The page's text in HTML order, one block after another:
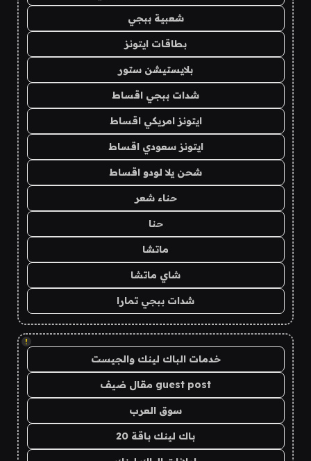
شعبية ببجي
بطاقات ايتونز
بلايستيشن ستور
شدات ببجي اقساط
ايتونز امريكي اقساط
ايتونز سعودي اقساط
شحن يلا لودو اقساط
حناء شعر
حنا
ماتشا
شاي ماتشا
شدات ببجي تمارا
!
خدمات الباك لينك والجيست
guest post مقال ضيف
سوق العرب
باك لينك باقة 20